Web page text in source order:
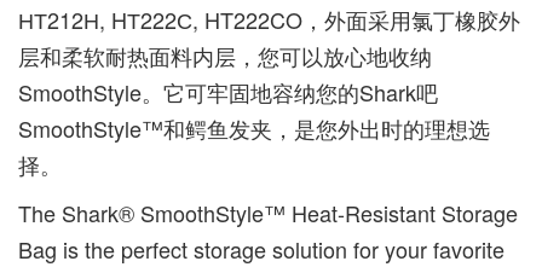
НТ212Н, HТ222С, HT222CO，外面采用氯丁橡胶外
层和柔软耐热面料内层，您可以放心地收纳
SmoothStyle。它可牢固地容纳您的Shark吧
SmoothStyle™和鳄鱼发夹，是您外出时的理想选
择。
​The Shark® SmoothStyle™ Heat-Resistant Storage
Bag is the perfect storage solution for your favorite